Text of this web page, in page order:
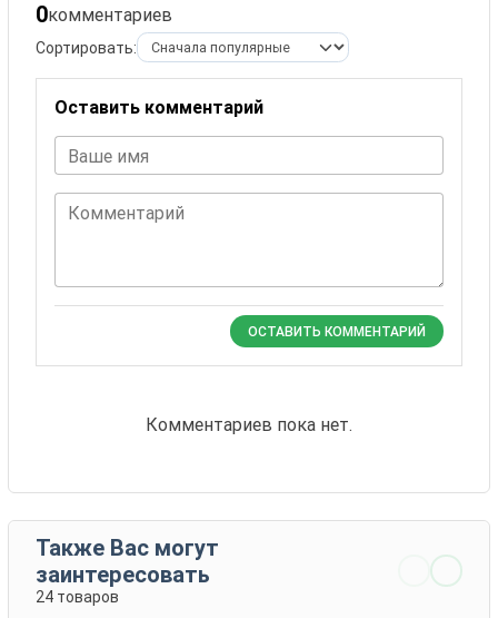
0комментариев
Сортировать:
Оставить комментарий
Ваше имя
Комментарий
ОСТАВИТЬ КОММЕНТАРИЙ
Комментариев пока нет.
Также Вас могут
заинтересовать
24 товаров